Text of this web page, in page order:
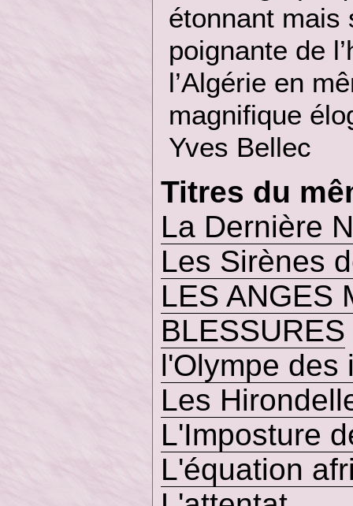
étonnant mais
poignante de
l’Algérie en
magnifique
Yves Bellec
Titres du
La Dernière
Les Sirènes
LES ANGES
BLESSURES
l'Olympe des
Les
L'Imposture
L'équation